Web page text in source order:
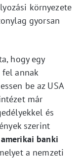
környezete
gyorsan
hogy egy
annak
be az USA
már
és
szerint
banki
a nemzeti